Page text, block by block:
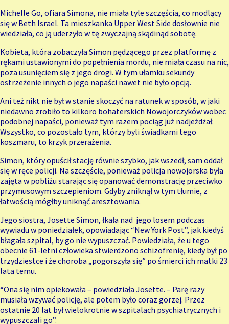
Michelle Go, ofiara Simona, nie miała tyle szczęścia, co modlący
się w Beth Israel. Ta mieszkanka Upper West Side dosłownie nie
wiedziała, co ją uderzyło w tę zwyczajną skądinąd sobotę.
Kobieta, która zobaczyła Simon pędzącego przez platformę z
rękami ustawionymi do popełnienia mordu, nie miała czasu na nic,
poza usunięciem się z jego drogi. W tym ułamku sekundy
ostrzeżenie innych o jego napaści nawet nie było opcją.
Ani też nikt nie był w stanie skoczyć na ratunek w sposób, w jaki
niedawno zrobiło to kilkoro bohaterskich Nowojorczyków wobec
podobnej napaści, ponieważ tym razem pociąg już nadjeżdżał.
Wszystko, co pozostało tym, którzy byli świadkami tego
koszmaru, to krzyk przerażenia.
Simon, który opuścił stację równie szybko, jak wszedł, sam oddał
się w ręce policji. Na szczęście, ponieważ policja nowojorska była
zajęta w pobliżu starając się opanować demonstrację przeciwko
przymusowym szczepieniom. Gdyby zniknął w tym tłumie, z
łatwością mógłby uniknąć aresztowania.
Jego siostra, Josette Simon, łkała nad jego losem podczas
wywiadu w poniedziałek, opowiadając “New York Post”, jak kiedyś
błagała szpital, by go nie wypuszczać. Powiedziała, że u tego
obecnie 61-letni człowieka stwierdzono schizofrenię, kiedy był po
trzydziestce i że choroba „pogorszyła się” po śmierci ich matki 23
lata temu.
“Ona się nim opiekowała – powiedziała Josette. – Parę razy
musiała wzywać policję, ale potem było coraz gorzej. Przez
ostatnie 20 lat był wielokrotnie w szpitalach psychiatrycznych i
wypuszczali go”.